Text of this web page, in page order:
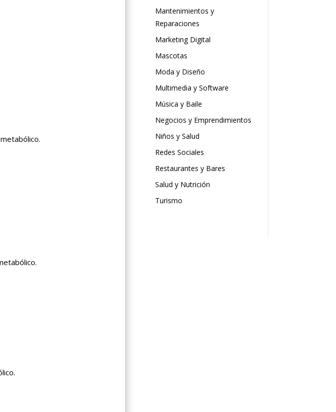
Mantenimientos y
Reparaciones
Marketing Digital
Mascotas
Moda y Diseño
Multimedia y Software
Música y Baile
Negocios y Emprendimientos
Niños y Salud
Redes Sociales
Restaurantes y Bares
Salud y Nutrición
Turismo